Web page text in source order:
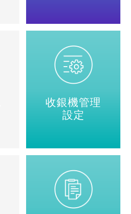
收銀機管理
設定